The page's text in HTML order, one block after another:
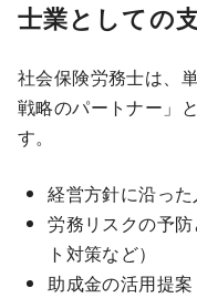
士業としての
社会保険労務士は、
戦略のパートナー」
す。
経営方針に沿っ
労務リスクの予
ト対策など）
助成金の活用提案